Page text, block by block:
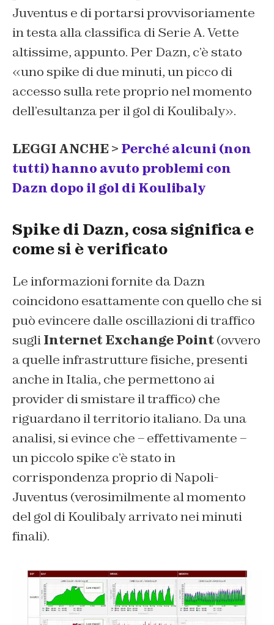
Juventus e di portarsi provvisoriamente
in testa alla classifica di Serie A. Vette
altissime, appunto. Per Dazn, c’è stato
«uno spike di due minuti, un picco di
accesso sulla rete proprio nel momento
dell’esultanza per il gol di Koulibaly».
LEGGI ANCHE > Perché alcuni (non
tutti) hanno avuto problemi con
Dazn dopo il gol di Koulibaly
Spike di Dazn, cosa significa e
come si è verificato
Le informazioni fornite da Dazn
coincidono esattamente con quello che si
può evincere dalle oscillazioni di traffico
sugliInternet Exchange Point (ovvero
a quelle infrastrutture fisiche, presenti
anche in Italia, che permettono ai
provider di smistare il traffico) che
riguardano il territorio italiano. Da una
analisi, si evince che – effettivamente –
un piccolo spike c’è stato in
corrispondenza proprio di Napoli-
Juventus (verosimilmente al momento
del gol di Koulibaly arrivato nei minuti
finali).